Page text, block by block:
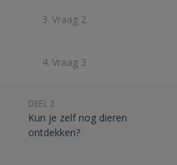
3. Vraag 2
4. Vraag 3
DEEL 2
Kun je zelf nog dieren
ontdekken?